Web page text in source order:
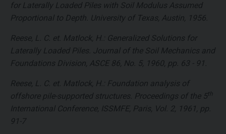
for Laterally Loaded Piles with Soil Modulus Assumed
Proportional to Depth. University of Texas, Austin, 1956.
Reese, L. C. et. Matlock, H.: Generalized Solutions for
Laterally Loaded Piles. Journal of the Soil Mechanics and
Foundations Division, ASCE 86, No. 5, 1960, pp. 63 - 91.
Reese, L. C. et. Matlock, H.: Foundation analysis of
offshore pile-supported structures. Proceedings of the 5th
International Conference, ISSMFE, Paris, Vol. 2, 1961, pp.
91-7